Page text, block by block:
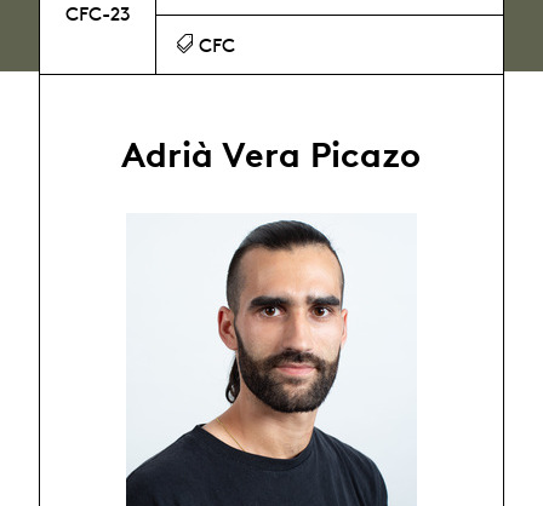
CFC-23
CFC
Adrià Vera Picazo